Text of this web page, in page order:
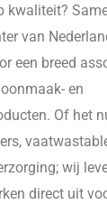
kwaliteit?
van
een breed
en
Of het
wij
direct uit